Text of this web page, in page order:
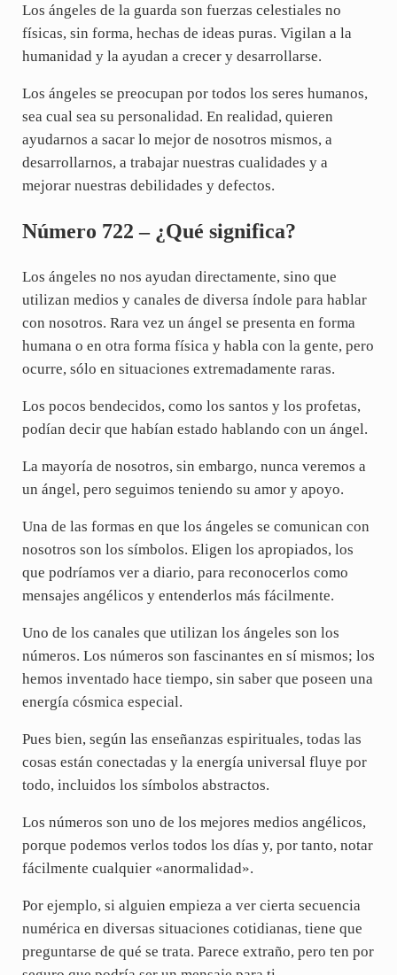
Los ángeles de la guarda son fuerzas celestiales no
físicas, sin forma, hechas de ideas puras. Vigilan a la
humanidad y la ayudan a crecer y desarrollarse.
Los ángeles se preocupan por todos los seres humanos,
sea cual sea su personalidad. En realidad, quieren
ayudarnos a sacar lo mejor de nosotros mismos, a
desarrollarnos, a trabajar nuestras cualidades y a
mejorar nuestras debilidades y defectos.
Número 722 – ¿Qué significa?
Los ángeles no nos ayudan directamente, sino que
utilizan medios y canales de diversa índole para hablar
con nosotros. Rara vez un ángel se presenta en forma
humana o en otra forma física y habla con la gente, pero
ocurre, sólo en situaciones extremadamente raras.
Los pocos bendecidos, como los santos y los profetas,
podían decir que habían estado hablando con un ángel.
La mayoría de nosotros, sin embargo, nunca veremos a
un ángel, pero seguimos teniendo su amor y apoyo.
Una de las formas en que los ángeles se comunican con
nosotros son los símbolos. Eligen los apropiados, los
que podríamos ver a diario, para reconocerlos como
mensajes angélicos y entenderlos más fácilmente.
Uno de los canales que utilizan los ángeles son los
números. Los números son fascinantes en sí mismos; los
hemos inventado hace tiempo, sin saber que poseen una
energía cósmica especial.
Pues bien, según las enseñanzas espirituales, todas las
cosas están conectadas y la energía universal fluye por
todo, incluidos los símbolos abstractos.
Los números son uno de los mejores medios angélicos,
porque podemos verlos todos los días y, por tanto, notar
fácilmente cualquier «anormalidad».
Por ejemplo, si alguien empieza a ver cierta secuencia
numérica en diversas situaciones cotidianas, tiene que
preguntarse de qué se trata. Parece extraño, pero ten por